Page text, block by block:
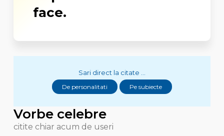
face.
Sari direct la citate ...
De personalitati Pe subiecte
Vorbe celebre
citite chiar acum de useri